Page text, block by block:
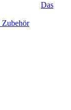
Das
Zubehör